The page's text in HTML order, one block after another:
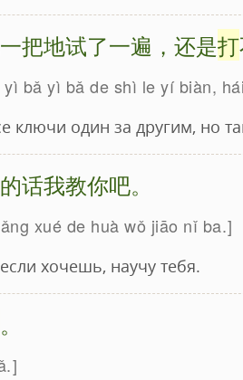
把地试了一遍，还是打
bǎ yì bǎ de shì le yí biàn,
ключи один за другим, но
话我教你吧。
xué de huà wǒ jiāo nǐ ba.
хочешь, научу тебя.
。